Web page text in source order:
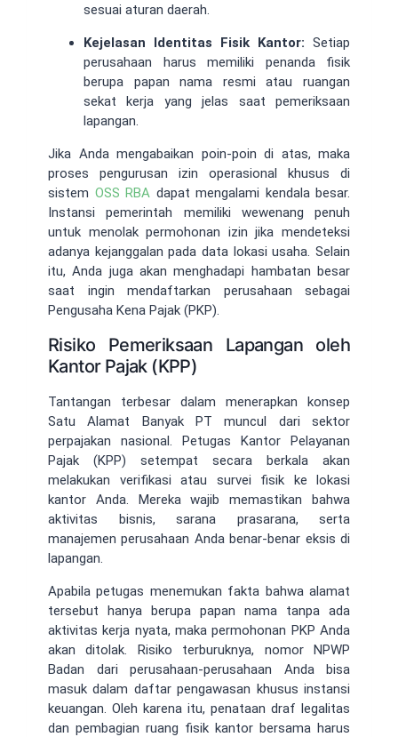
sesuai aturan daerah.
Kejelasan Identitas Fisik Kantor: Setiap
perusahaan harus memiliki penanda fisik
berupa papan nama resmi atau ruangan
sekat kerja yang jelas saat pemeriksaan
lapangan.
Jika Anda mengabaikan poin-poin di atas, maka
proses pengurusan izin operasional khusus di
sistem OSS RBA dapat mengalami kendala besar.
Instansi pemerintah memiliki wewenang penuh
untuk menolak permohonan izin jika mendeteksi
adanya kejanggalan pada data lokasi usaha. Selain
itu, Anda juga akan menghadapi hambatan besar
saat ingin mendaftarkan perusahaan sebagai
Pengusaha Kena Pajak (PKP).
Risiko Pemeriksaan Lapangan oleh
Kantor Pajak (KPP)
Tantangan terbesar dalam menerapkan konsep
Satu Alamat Banyak PT muncul dari sektor
perpajakan nasional. Petugas Kantor Pelayanan
Pajak (KPP) setempat secara berkala akan
melakukan verifikasi atau survei fisik ke lokasi
kantor Anda. Mereka wajib memastikan bahwa
aktivitas bisnis, sarana prasarana, serta
manajemen perusahaan Anda benar-benar eksis di
lapangan.
Apabila petugas menemukan fakta bahwa alamat
tersebut hanya berupa papan nama tanpa ada
aktivitas kerja nyata, maka permohonan PKP Anda
akan ditolak. Risiko terburuknya, nomor NPWP
Badan dari perusahaan-perusahaan Anda bisa
masuk dalam daftar pengawasan khusus instansi
keuangan. Oleh karena itu, penataan draf legalitas
dan pembagian ruang fisik kantor bersama harus